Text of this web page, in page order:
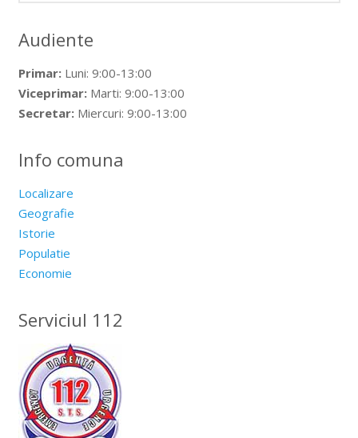
Audiente
Primar:Luni: 9:00-13:00
Viceprimar:Marti: 9:00-13:00
Secretar:Miercuri: 9:00-13:00
Info comuna
Localizare
Geografie
Istorie
Populatie
Economie
Serviciul 112